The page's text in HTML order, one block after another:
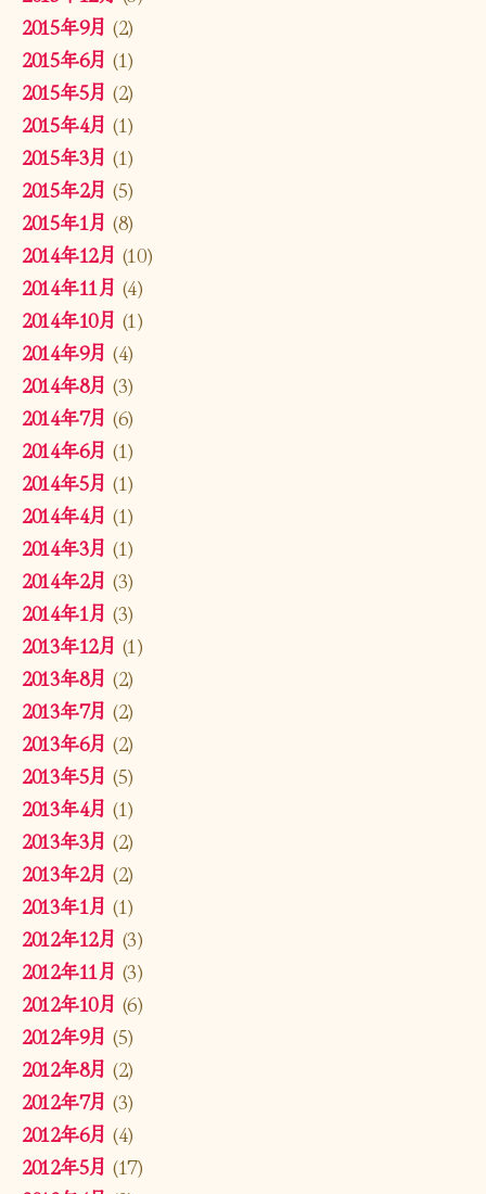
2015年9月 (2)
2015年6月 (1)
2015年5月 (2)
2015年4月 (1)
2015年3月 (1)
2015年2月 (5)
2015年1月 (8)
2014年12月 (10)
2014年11月 (4)
2014年10月 (1)
2014年9月 (4)
2014年8月 (3)
2014年7月 (6)
2014年6月 (1)
2014年5月 (1)
2014年4月 (1)
2014年3月 (1)
2014年2月 (3)
2014年1月 (3)
2013年12月 (1)
2013年8月 (2)
2013年7月 (2)
2013年6月 (2)
2013年5月 (5)
2013年4月 (1)
2013年3月 (2)
2013年2月 (2)
2013年1月 (1)
2012年12月 (3)
2012年11月 (3)
2012年10月 (6)
2012年9月 (5)
2012年8月 (2)
2012年7月 (3)
2012年6月 (4)
2012年5月 (17)